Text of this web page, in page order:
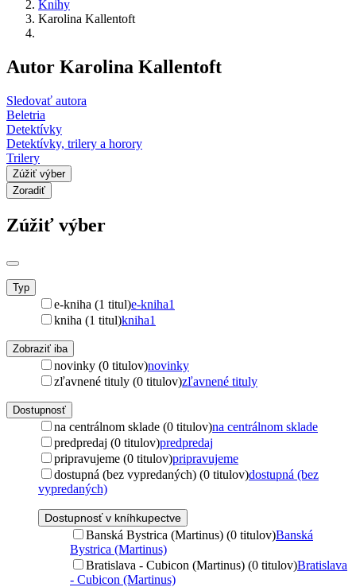
Knihy
Karolina Kallentoft
Autor Karolina Kallentoft
Sledovať autora
Beletria
Detektívky
Detektívky, trilery a horory
Trilery
Zúžiť výber
Zoradiť
Zúžiť výber
Typ
e-kniha (1 titul)e-kniha1
kniha (1 titul)kniha1
Zobraziť iba
novinky (0 titulov)novinky
zľavnené tituly (0 titulov)zľavnené tituly
Dostupnosť
na centrálnom sklade (0 titulov)na centrálnom sklade
predpredaj (0 titulov)predpredaj
pripravujeme (0 titulov)pripravujeme
dostupná (bez vypredaných) (0 titulov)dostupná (bez
vypredaných)
Dostupnosť v kníhkupectve
Banská Bystrica (Martinus) (0 titulov)Banská
Bystrica (Martinus)
Bratislava - Cubicon (Martinus) (0 titulov)Bratislava
- Cubicon (Martinus)